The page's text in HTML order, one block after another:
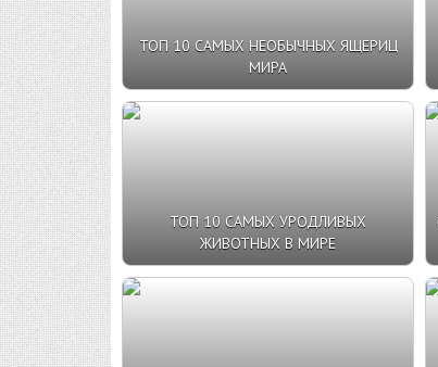
ТОП 10 САМЫХ НЕОБЫЧНЫХ ЯЩЕРИЦ
МИРА
ТОП 10 САМЫХ УРОДЛИВЫХ
ЖИВОТНЫХ В МИРЕ